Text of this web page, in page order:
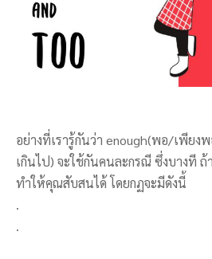
อย่างที่เรารู้กันว่า enough(พอ/เพียง
เกินไป) จะใช้กันคนละกรณี ซึ่งบางที
ทำให้คุณสับสนได้ โดยกฏจะมีดังนี้
.
.